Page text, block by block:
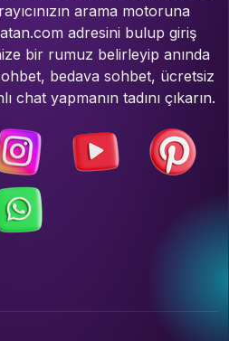
arama motoruna
adresini bulup giriş
bir rumuz belirleyip anında
bedava sohbet, ücretsiz
chat yapmanın tadını çıkarın.